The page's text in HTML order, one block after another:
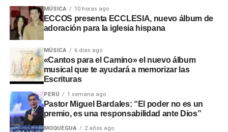
MÚSICA 10 horas ago
ECCOS presenta ECCLESIA, nuevo álbum de
adoración para la iglesia hispana
MÚSICA 6 días ago
«Cantos para el Camino» el nuevo álbum
musical que te ayudará a memorizar las
Escrituras
PERÚ 1 semana ago
Pastor Miguel Bardales: “El poder no es un
premio, es una responsabilidad ante Dios”
MOQUEGUA 2 años ago